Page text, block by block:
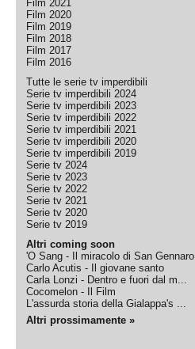
Film 2021
Film 2020
Film 2019
Film 2018
Film 2017
Film 2016
Tutte le serie tv imperdibili
Serie tv imperdibili 2024
Serie tv imperdibili 2023
Serie tv imperdibili 2022
Serie tv imperdibili 2021
Serie tv imperdibili 2020
Serie tv imperdibili 2019
Serie tv 2024
Serie tv 2023
Serie tv 2022
Serie tv 2021
Serie tv 2020
Serie tv 2019
Altri coming soon
'O Sang - Il miracolo di San Gennaro
Carlo Acutis - Il giovane santo
Carla Lonzi - Dentro e fuori dal m...
Cocomelon - Il Film
L'assurda storia della Gialappa's ...
Altri prossimamente »